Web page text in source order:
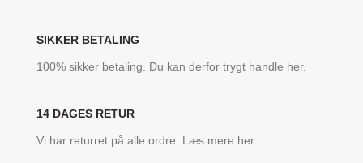
SIKKER BETALING
100% sikker betaling. Du kan derfor trygt handle her.
14 DAGES RETUR
Vi har returret på alle ordre. Læs mere her.